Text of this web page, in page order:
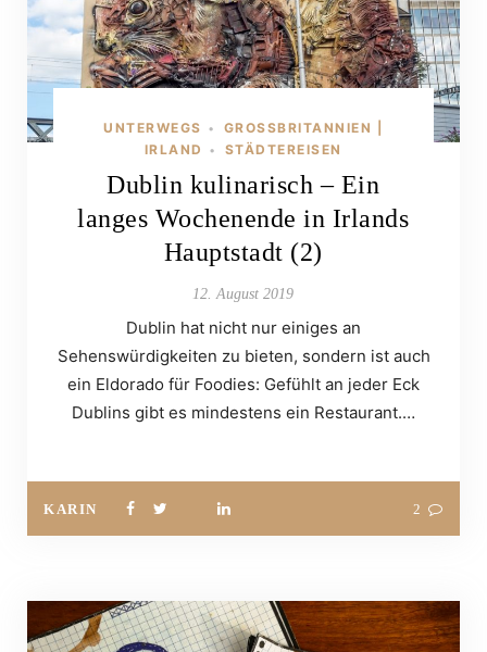
UNTERWEGS •
GROSSBRITANNIEN | I
RLAND
• STÄDTEREISEN
Dublin kulinarisch – Ein
langes Wochenende in Irlands
Hauptstadt (2)
12. August 2019
Dublin hat nicht nur einiges an
Sehenswürdigkeiten zu bieten, sondern ist auch
ein Eldorado für Foodies: Gefühlt an jeder Eck
Dublins gibt es mindestens ein Restaurant.…
KARIN 2